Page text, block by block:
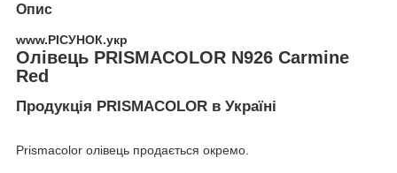
Опис
www.РІСУНОК.укр
Олівець PRISMACOLOR N926 Carmine
Red
Продукція PRISMACOLOR в Україні
Prismacolor олівець продається окремо.